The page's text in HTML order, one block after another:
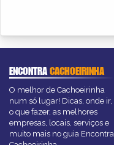
ENCONTRACACHOEIRINHA
O melhor de Cachoeirinha
num só lugar! Dicas, onde ir,
o que fazer, as melhores
empresas, locais, serviços e
muito mais no guia Encontra